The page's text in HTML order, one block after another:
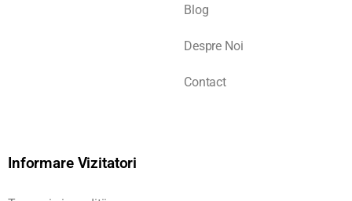
Blog
Despre Noi
Contact
Informare Vizitatori